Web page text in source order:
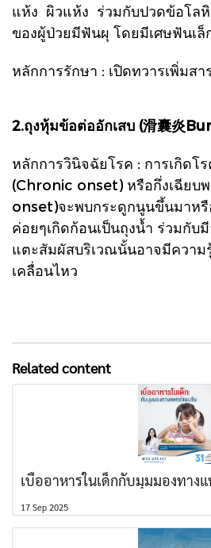
แห้ง ผิวแห้ง ร่วมกับปวดข้อโลหิ
ของผู้ป่วยมีฟันผุ โดยมีเศษฟันเ
หลักการรักษา : เปิดทวารเพิ่มสา
2.ถุงหุ้มข้อต่ออักเสบ (滑囊炎
หลักการวินิจฉัยโรค : การเกิดโ
(Chronic onset) หรือกึ่งเฉียบ
onset)จะพบกระดูกนูนขึ้นมาห
ค่อยๆเกิดก้อนเป็นถุงน้ำ ร่วมกับ
แตะสัมผัสบริเวณนั้นอาจมีความ
เคลื่อนไหว
Related content
เบื่ออาหารในเด็กกับมุมมองทาง
17 Sep 2025